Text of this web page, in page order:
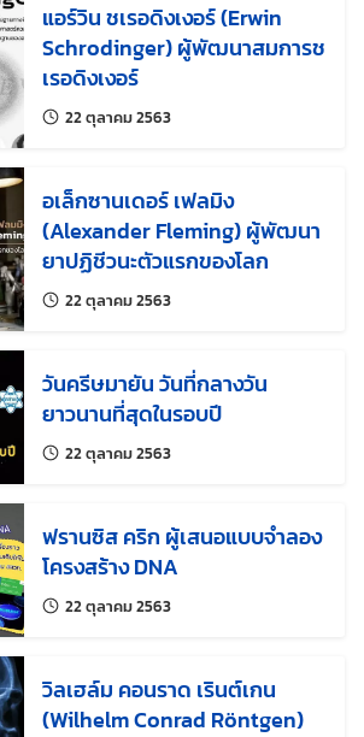
แอร์วิน ชเรอดิงเงอร์ (Erwin
Schrodinger) ผู้พัฒนาสมการช
เรอดิงเงอร์
22 ตุลาคม 2563แก้ไขล่าสุดเมื่อ:
อเล็กซานเดอร์ เฟลมิง
(Alexander Fleming) ผู้พัฒนา
ยาปฏิชีวนะตัวแรกของโลก
22 ตุลาคม 2563แก้ไขล่าสุดเมื่อ:
วันครีษมายัน วันที่กลางวัน
ยาวนานที่สุดในรอบปี
22 ตุลาคม 2563แก้ไขล่าสุดเมื่อ:
ฟรานซิส คริก ผู้เสนอแบบจำลอง
โครงสร้าง DNA
22 ตุลาคม 2563แก้ไขล่าสุดเมื่อ:
วิลเฮล์ม คอนราด เรินต์เกน
(Wilhelm Conrad Röntgen)